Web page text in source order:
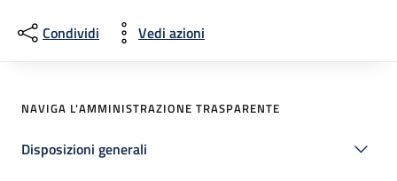
Condividi Vedi azioni
NAVIGA L'AMMINISTRAZIONE TRASPARENTE
Disposizioni generali